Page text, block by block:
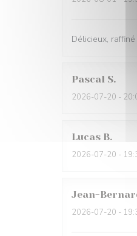
Délicieux, raffiné
Pascal S
2026-07-20 -
Lucas B
2026-07-20 -
Jean-
2026-07-20 -